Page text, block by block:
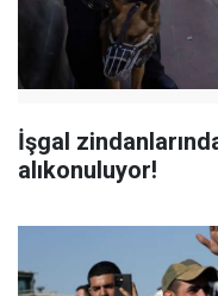
İşgal
alıkonuluyor!